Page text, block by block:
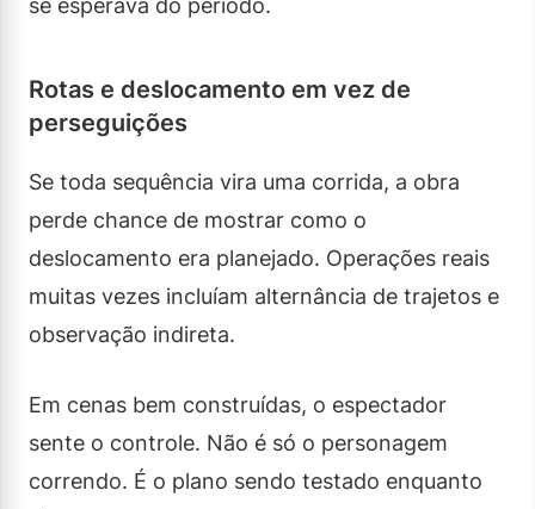
se esperava do período.
Rotas e deslocamento em vez de
perseguições
Se toda sequência vira uma corrida, a obra
perde chance de mostrar como o
deslocamento era planejado. Operações reais
muitas vezes incluíam alternância de trajetos e
observação indireta.
Em cenas bem construídas, o espectador
sente o controle. Não é só o personagem
correndo. É o plano sendo testado enquanto